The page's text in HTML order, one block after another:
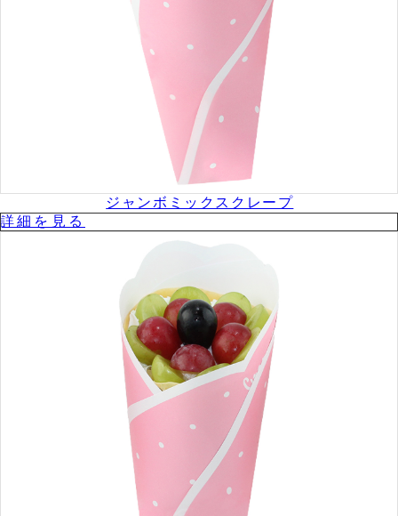
ジャンボミックスクレープ
詳細を⾒る